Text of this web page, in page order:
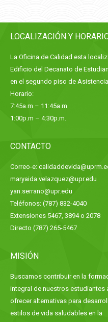
Facebook
X
LOCALIZACIÓN Y
La Oficina de Calidad esta
Edificio del Decanato de
en el segundo piso de
Horario:
7:45a.m – 11:45a.m
1:00p.m – 4:30p.m.
CONTACTO
Correo-e:
maryaida.velazquez@upr.edu
yan.serrano@upr.edu
Teléfonos: (787) 832-4040
Extensiones 5467, 3894 o 2078
Directo (787) 265-5467
MISIÓN
Buscamos contribuir en la
integral de nuestros estudiantes
ofrecer alternativas para
estilos de vida saludables en la